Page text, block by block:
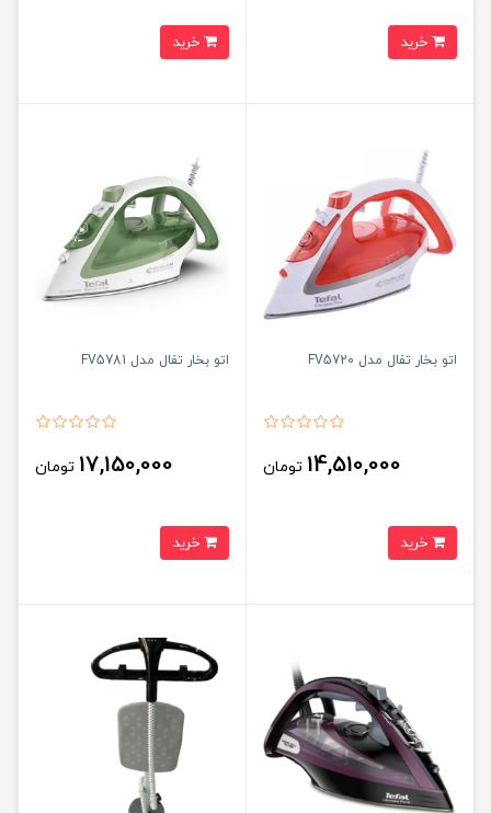
اتو بخار تفال مدل FV5720
14,510,000 تومان
اتو بخار تفال مدل FV5781
17,150,000 تومان